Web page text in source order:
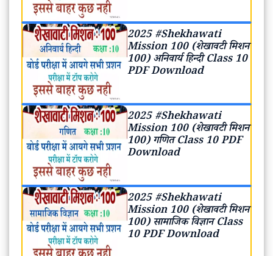
2025 #Shekhawati
Mission 100 (शेखावटी मिशन
100) अनिवार्य हिन्दी Class 10
PDF Download
2025 #Shekhawati
Mission 100 (शेखावटी मिशन
100) गणित Class 10 PDF
Download
2025 #Shekhawati
Mission 100 (शेखावटी मिशन
100) सामाजिक विज्ञान Class
10 PDF Download